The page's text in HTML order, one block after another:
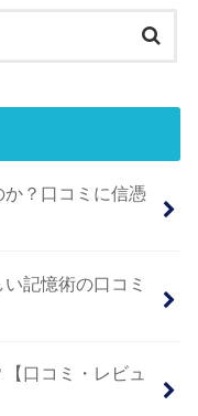
？口コミに信憑
記憶術の口コミ
口コミ・レビュ